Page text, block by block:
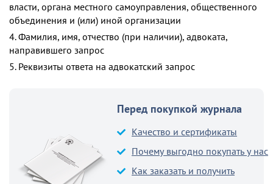
власти, органа местного самоуправления, общественного
объединения и (или) иной организации
4. Фамилия, имя, отчество (при наличии), адвоката,
направившего запрос
5. Реквизиты ответа на адвокатский запрос
Перед покупкой журнала
Качество и сертификаты
Почему выгодно покупать у нас
Как заказать и получить